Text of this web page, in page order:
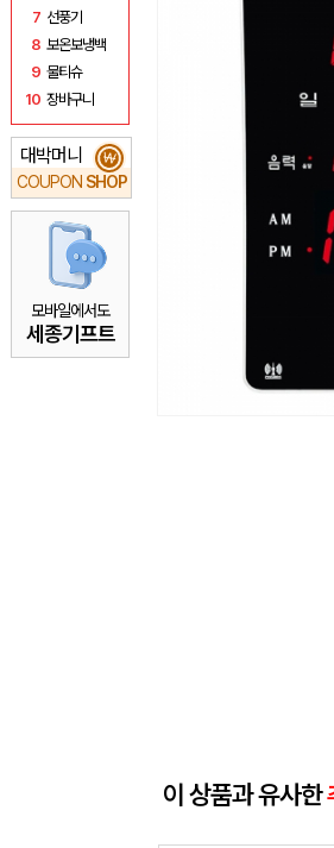
7 선풍기
8 보온보냉백
9 물티슈
10 장바구니
대박머니
COUPON SHOP
₩
모바일에서도
세종기프트
이 상품과 유사한